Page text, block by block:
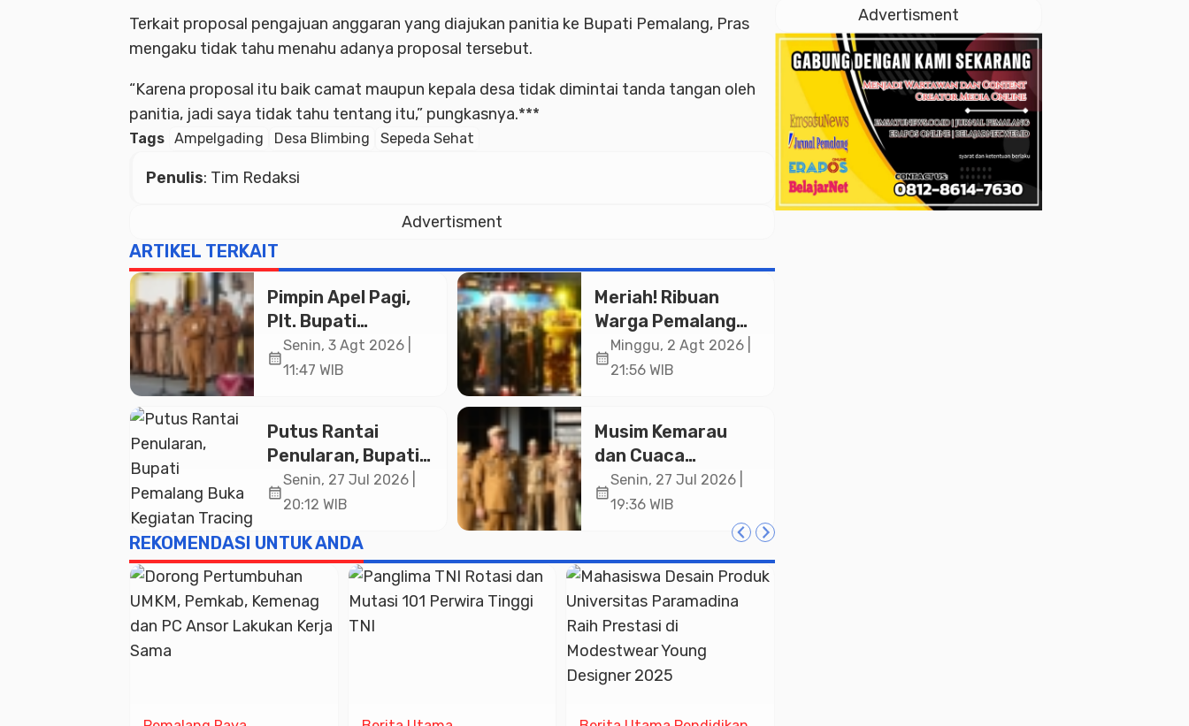
Terkait proposal pengajuan anggaran yang diajukan panitia ke Bupati Pemalang, Pras
mengaku tidak tahu menahu adanya proposal tersebut.
“Karena proposal itu baik camat maupun kepala desa tidak dimintai tanda tangan oleh
panitia, jadi saya tidak tahu tentang itu,” pungkasnya.***
Tags Ampelgading Desa Blimbing Sepeda Sehat
Penulis: Tim Redaksi
Advertisment
ARTIKEL TERKAIT
Pimpin Apel Pagi,
Plt. Bupati
Pemalang
Tekankan Disiplin
Publik
calendar_month
Senin, 3 Agt 2026 |
11:47 WIB
Meriah! Ribuan
Warga Pemalang
Padati Kirab
Festival Kamir
calendar_month
Minggu, 2 Agt 2026 |
21:56 WIB
Putus Rantai
Penularan, Bupati
Pemalang Buka
Kegiatan Tracing
Mulyoharjo
calendar_month
Senin, 27 Jul 2026 |
20:12 WIB
Musim Kemarau
dan Cuaca
Ekstrem, Wakil
Bupati Pemalang
Kebakaran
calendar_month
Senin, 27 Jul 2026 |
19:36 WIB
REKOMENDASI UNTUK ANDA
untuk Pelayanan
Publik
Advertisment